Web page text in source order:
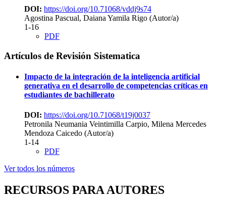
DOI: https://doi.org/10.71068/vddj9s74
Agostina Pascual, Daiana Yamila Rigo (Autor/a)
1-16
PDF
Artículos de Revisión Sistematica
Impacto de la integración de la inteligencia artificial
generativa en el desarrollo de competencias críticas en
estudiantes de bachillerato
DOI: https://doi.org/10.71068/t19j0037
Petronila Neumania Veintimilla Carpio, Milena Mercedes
Mendoza Caicedo (Autor/a)
1-14
PDF
Ver todos los números
RECURSOS PARA AUTORES